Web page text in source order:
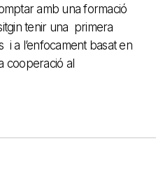
amb una formació
tenir una primera
i a l’enfocament basat en
cooperació al